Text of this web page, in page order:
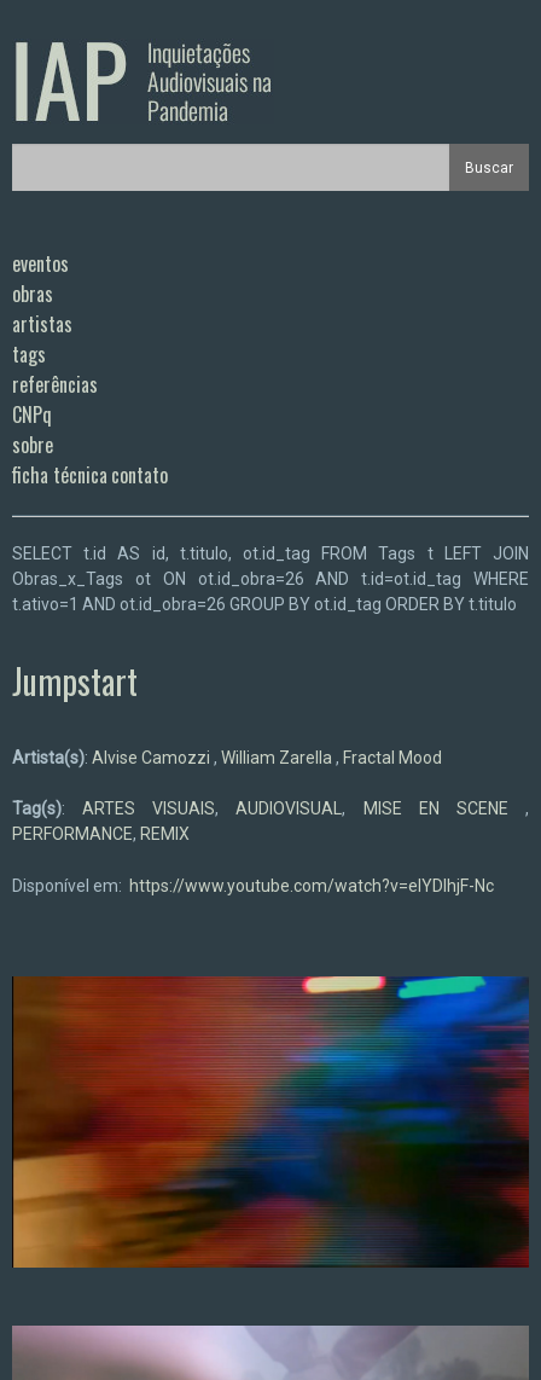
eventos
obras
artistas
tags
referências
CNPq
sobre
ficha técnica contato
SELECT t.id AS id, t.titulo, ot.id_tag FROM Tags t LEFT JOIN
Obras_x_Tags ot ON ot.id_obra=26 AND t.id=ot.id_tag WHERE
t.ativo=1 AND ot.id_obra=26 GROUP BY ot.id_tag ORDER BY t.titulo
Jumpstart
Artista(s): Alvise Camozzi , William Zarella , Fractal Mood
Tag(s):ARTES VISUAIS,AUDIOVISUAL, MISE EN SCENE,
PERFORMANCE, REMIX
Disponível em: https://www.youtube.com/watch?v=eIYDIhjF-Nc